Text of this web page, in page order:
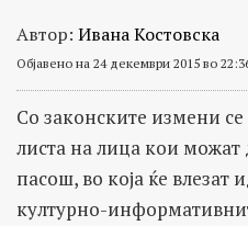
Автор: Ивана Костовска
Објавено на 24 декември 2015 во
Со законските измени
листа на лица кои можат
пасош, во која ќе
културно-